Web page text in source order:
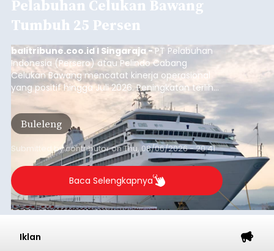
Pelabuhan Celukan Bawang
Tumbuh 25 Persen
balitribune.coo.id I Singaraja -PT Pelabuhan
Indonesia (Persero) atau Pelindo Cabang
Celukan Bawang mencatat kinerja operasional
yang positif hingga Juli 2026. Peningkatan terlihat
dari arus kapal yang mencapai 1,48 juta Gross
Tonnage (GT), atau tumbuh 12,4 persen
dibandingkan periode yang sama tahun lalu
yang tercatat sebesar 1,32 juta GT.
Buleleng
Submitted bycontributoronThu, 08/06/2026 - 20:41
Baca Selengkapnya
Iklan